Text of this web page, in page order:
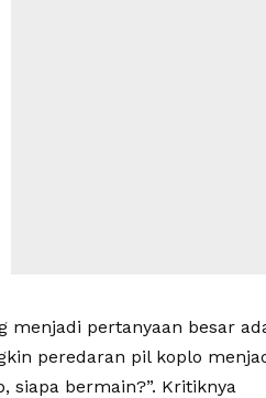
menjadi pertanyaan besar
peredaran pil koplo
siapa bermain?”. Kritiknya